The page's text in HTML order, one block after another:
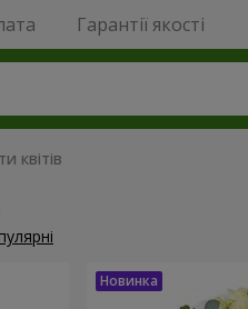
Гарантії якості
квітів